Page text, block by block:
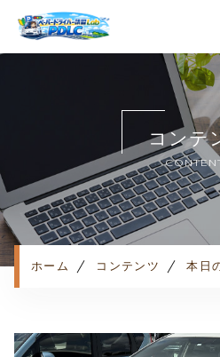
ホーム
当スクール
キャンペ
料金表・
出張エリ
予約状況
コンテン
コンテ
ホーム コンテンツ 本日